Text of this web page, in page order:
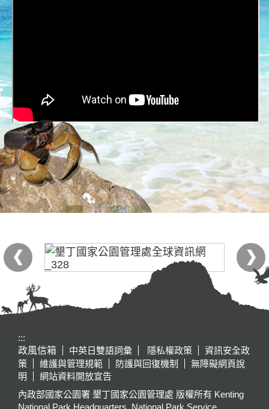
:::
政風信箱
中英日雙語詞彙 隱私權政策
資訊安全政
策
維護與管理規範 防護與回復機制
無障礙網頁說
明
網站資料開放宣告
內政部國家公園署 墾丁國家公園管理處 版權所有 Kenting
National Park Headquarters, National Park Service,